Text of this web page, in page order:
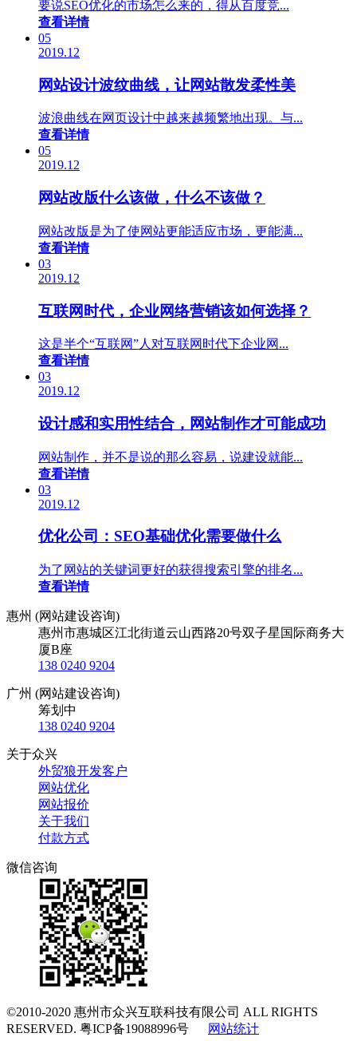
要说SEO优化的市场怎么来的，得从百度竞...
查看详情
05
2019.12
网站设计波纹曲线，让网站散发柔性美
波浪曲线在网页设计中越来越频繁地出现。与...
查看详情
05
2019.12
网站改版什么该做，什么不该做？
网站改版是为了使网站更能适应市场，更能满...
查看详情
03
2019.12
互联网时代，企业网络营销该如何选择？
这是半个“互联网”人对互联网时代下企业网...
查看详情
03
2019.12
设计感和实用性结合，网站制作才可能成功
网站制作，并不是说的那么容易，说建设就能...
查看详情
03
2019.12
优化公司：SEO基础优化需要做什么
为了网站的关键词更好的获得搜索引擎的排名...
查看详情
惠州 (网站建设咨询)
惠州市惠城区江北街道云山西路20号双子星国际商务大
厦B座
138 0240 9204
广州 (网站建设咨询)
筹划中
138 0240 9204
关于众兴
外贸狼开发客户
网站优化
网站报价
关于我们
付款方式
微信咨询
©2010-2020 惠州市众兴互联科技有限公司 ALL RIGHTS
RESERVED. 粤ICP备19088996号 网站统计